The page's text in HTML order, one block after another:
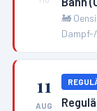
🚂
11
AUG